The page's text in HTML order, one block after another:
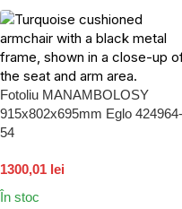
Fotoliu MANAMBOLOSY
915x802x695mm Eglo 424964-
54
1300,01 lei
În stoc